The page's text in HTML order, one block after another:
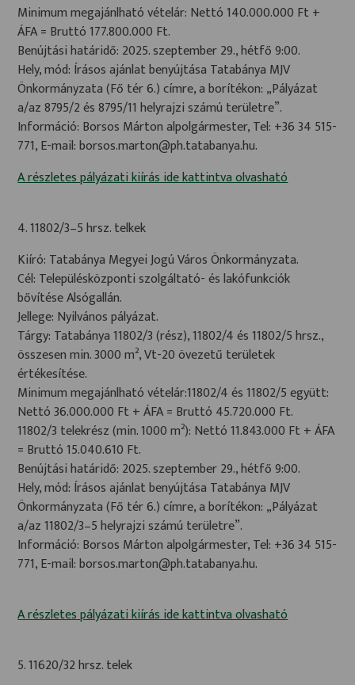
Minimum megajánlható vételár: Nettó 140.000.000 Ft +
ÁFA = Bruttó 177.800.000 Ft.
Benújtási határidő: 2025. szeptember 29., hétfő 9:00.
Hely, mód: Írásos ajánlat benyújtása Tatabánya MJV
Önkormányzata (Fő tér 6.) címre, a borítékon: „Pályázat
a/az 8795/2 és 8795/11 helyrajzi számú területre”.
Információ: Borsos Márton alpolgármester, Tel: +36 34 515-
771, E-mail: borsos.marton@ph.tatabanya.hu.
A részletes pályázati kiírás ide kattintva olvasható
4. 11802/3–5 hrsz. telkek
Kiíró: Tatabánya Megyei Jogú Város Önkormányzata.
Cél: Településközponti szolgáltató- és lakófunkciók
bővítése Alsógallán.
Jellege: Nyilvános pályázat.
Tárgy: Tatabánya 11802/3 (rész), 11802/4 és 11802/5 hrsz.,
összesen min. 3000 m², Vt-20 övezetű területek
értékesítése.
Minimum megajánlható vételár:11802/4 és 11802/5 együtt:
Nettó 36.000.000 Ft + ÁFA = Bruttó 45.720.000 Ft.
11802/3 telekrész (min. 1000 m²): Nettó 11.843.000 Ft + ÁFA
= Bruttó 15.040.610 Ft.
Benújtási határidő: 2025. szeptember 29., hétfő 9:00.
Hely, mód: Írásos ajánlat benyújtása Tatabánya MJV
Önkormányzata (Fő tér 6.) címre, a borítékon: „Pályázat
a/az 11802/3–5 helyrajzi számú területre”.
Információ: Borsos Márton alpolgármester, Tel: +36 34 515-
771, E-mail: borsos.marton@ph.tatabanya.hu.
A részletes pályázati kiírás ide kattintva olvasható
5. 11620/32 hrsz. telek